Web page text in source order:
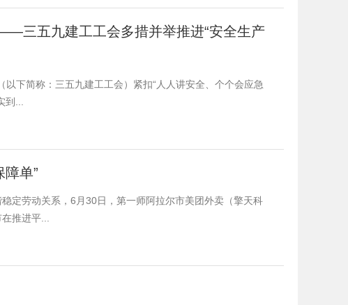
三五九建工工会多措并举推进“安全生产
下简称：三五九建工工会）紧扣“人人讲安全、个个会应急
到...
障单”
定劳动关系，6月30日，第一师阿拉尔市美团外卖（擎天科
推进平...